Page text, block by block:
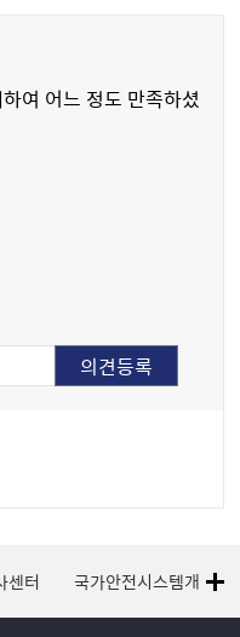
여 어느 정도 만족하셨
센터 국가안전시스템개편